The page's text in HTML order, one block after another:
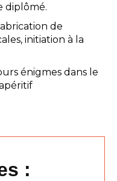
diplômé.
de
initiation à la
énigmes dans le
: